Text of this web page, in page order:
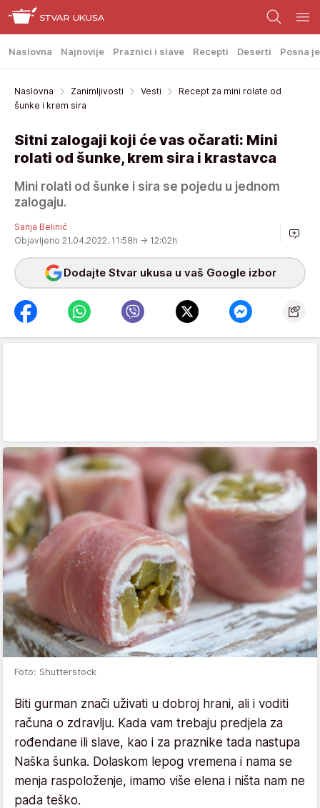
Naslovna Najnovije Praznici i slave Recepti Deserti Posna
Naslovna Zanimljivosti Vesti
Recept za mini rolate od
šunke i krem sira
Sitni zalogaji koji će vas očarati: Mini
rolati od šunke, krem sira i krastavca
Mini rolati od šunke i sira se pojedu u jednom
zalogaju.
Sanja Belinić
Objavljeno 21.04.2022. 11:58h → 12:02h
Dodajte Stvar ukusa u vaš Google izbor
Foto: Shutterstock
Biti gurman znači uživati u dobroj hrani, ali i voditi
računa o zdravlju. Kada vam trebaju predjela za
rođendane ili slave, kao i za praznike tada nastupa
Naška šunka. Dolaskom lepog vremena i nama se
menja raspoloženje, imamo više elena i ništa nam ne
pada teško.